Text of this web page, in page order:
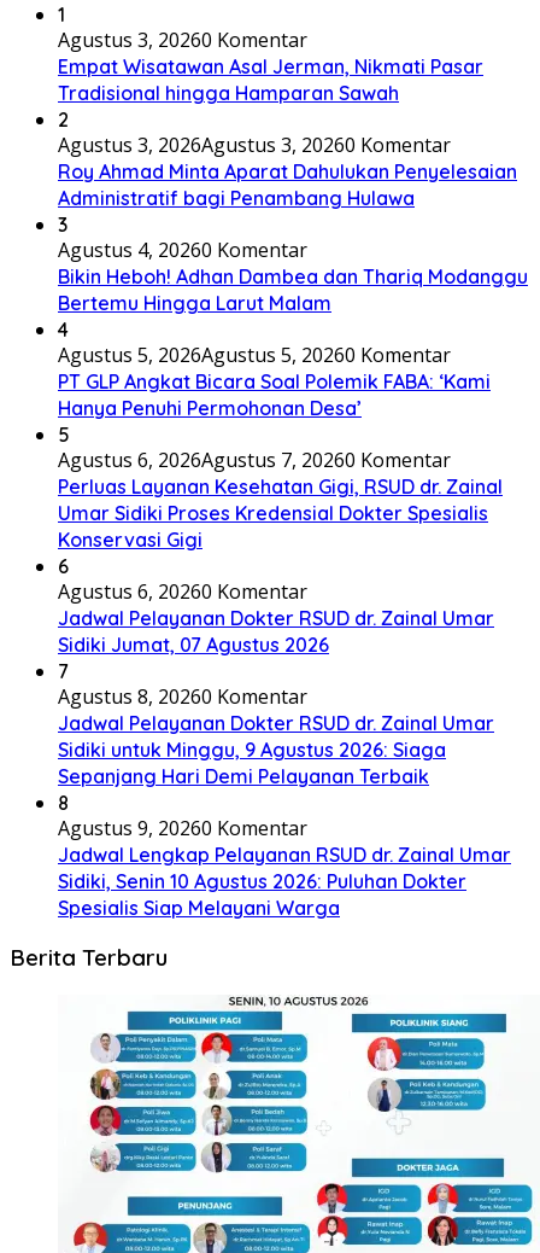
1
Agustus 3, 20260 Komentar
Empat Wisatawan Asal Jerman, Nikmati Pasar
Tradisional hingga Hamparan Sawah
2
Agustus 3, 2026Agustus 3, 20260 Komentar
Roy Ahmad Minta Aparat Dahulukan Penyelesaian
Administratif bagi Penambang Hulawa
3
Agustus 4, 20260 Komentar
Bikin Heboh! Adhan Dambea dan Thariq Modanggu
Bertemu Hingga Larut Malam
4
Agustus 5, 2026Agustus 5, 20260 Komentar
PT GLP Angkat Bicara Soal Polemik FABA: ‘Kami
Hanya Penuhi Permohonan Desa’
5
Agustus 6, 2026Agustus 7, 20260 Komentar
Perluas Layanan Kesehatan Gigi, RSUD dr. Zainal
Umar Sidiki Proses Kredensial Dokter Spesialis
Konservasi Gigi
6
Agustus 6, 20260 Komentar
Jadwal Pelayanan Dokter RSUD dr. Zainal Umar
Sidiki Jumat, 07 Agustus 2026
7
Agustus 8, 20260 Komentar
Jadwal Pelayanan Dokter RSUD dr. Zainal Umar
Sidiki untuk Minggu, 9 Agustus 2026: Siaga
Sepanjang Hari Demi Pelayanan Terbaik
8
Agustus 9, 20260 Komentar
Jadwal Lengkap Pelayanan RSUD dr. Zainal Umar
Sidiki, Senin 10 Agustus 2026: Puluhan Dokter
Spesialis Siap Melayani Warga
Berita Terbaru